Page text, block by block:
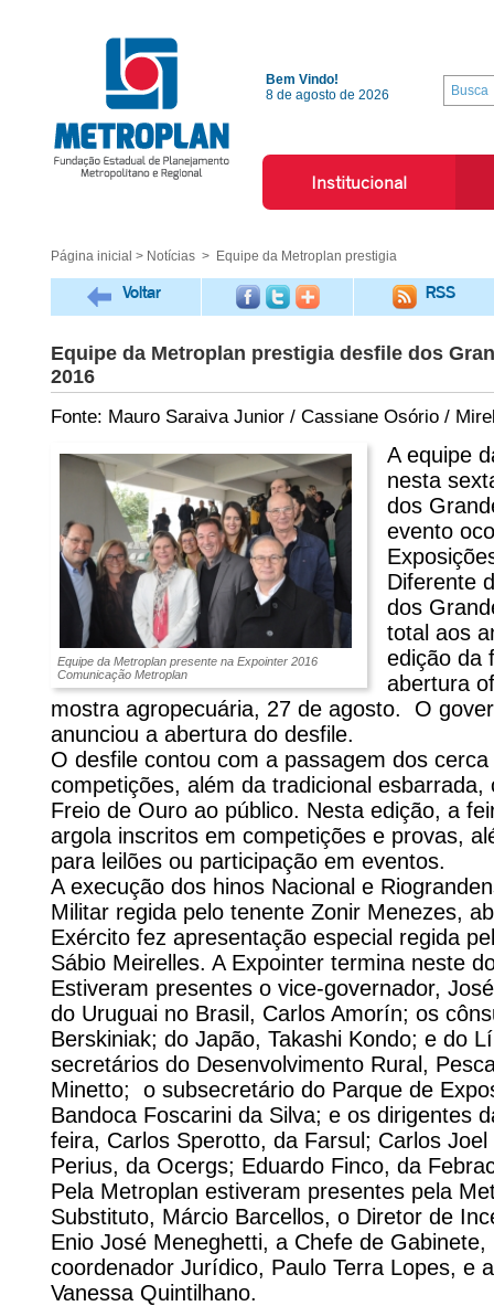
Bem Vindo!
8 de agosto de 2026
Institucional
Página inicial > Notícias > Equipe da Metroplan prestigia
Voltar RSS
Equipe da Metroplan prestigia desfile dos
2016
Fonte: Mauro Saraiva Junior / Cassiane Osório /
Equipe da Metroplan presente na Expointer 2016
Comunicação Metroplan
A equipe
nesta
dos
evento
Diferente
dos
total aos
edição da
abertura
mostra agropecuária, 27 de agosto. O
anunciou a abertura do desfile.
O desfile contou com a passagem dos
competições, além da tradicional
Freio de Ouro ao público. Nesta edição, a
argola inscritos em competições e provas,
para leilões ou participação em eventos.
A execução dos hinos Nacional e
Militar regida pelo tenente Zonir Menezes,
Exército fez apresentação especial regida
Sábio Meirelles. A Expointer termina neste
Estiveram presentes o vice-governador,
do Uruguai no Brasil, Carlos Amorín; os
Berskiniak; do Japão, Takashi Kondo; e do
secretários do Desenvolvimento Rural,
Minetto; o subsecretário do Parque de
Bandoca Foscarini da Silva; e os dirigentes
feira, Carlos Sperotto, da Farsul; Carlos
Perius, da Ocergs; Eduardo Finco, da
Pela Metroplan estiveram presentes pela
Substituto, Márcio Barcellos, o Diretor de
Enio José Meneghetti, a Chefe de
coordenador Jurídico, Paulo Terra Lopes, e
Vanessa Quintilhano.